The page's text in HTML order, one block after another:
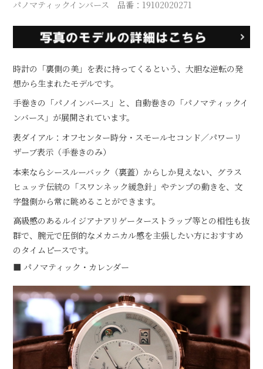
パノマティックインバース 品番：19102020271
時計の「裏側の美」を表に持ってくるという、大胆な逆転の発
想から生まれたモデルです。
手巻きの「パノインバース」と、自動巻きの「パノマティックイ
ンバース」が展開されています。
表ダイアル：オフセンター時分・スモールセコンド／パワーリ
ザーブ表示（手巻きのみ）
本来ならシースルーバック（裏蓋）からしか見えない、グラス
ヒュッテ伝統の「スワンネック緩急針」やテンプの動きを、文
字盤側から常に眺めることができます。
高級感のあるルイジアナアリゲーターストラップ等との相性も抜
群で、腕元で圧倒的なメカニカル感を主張したい方におすすめ
のタイムピースです。
■ パノマティック・カレンダー